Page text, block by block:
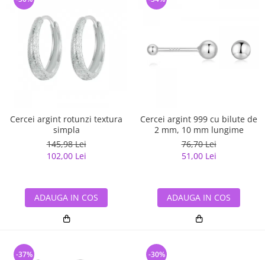
Cercei argint rotunzi textura
simpla
145,98 Lei
102,00 Lei
ADAUGA IN COS
Cercei argint 999 cu bilute de
2 mm, 10 mm lungime
76,70 Lei
51,00 Lei
ADAUGA IN COS
-37% -30%